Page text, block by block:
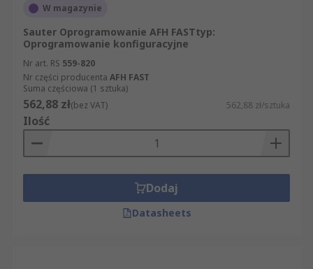
W magazynie
Sauter Oprogramowanie AFH FASTtyp:
Oprogramowanie konfiguracyjne
Nr art. RS 559-820
Nr części producenta AFH FAST
Suma częściowa (1 sztuka)
562,88 zł(bez VAT) 562,88 zł/sztuka
Ilość
Dodaj
Datasheets